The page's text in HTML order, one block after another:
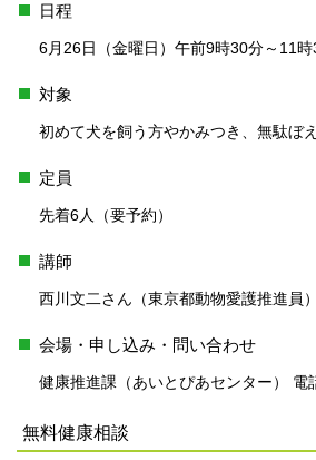
日程
6月26日（金曜日）午前9時30分～11
対象
初めて犬を飼う方やかみつき、無駄ぼ
定員
先着6人（要予約）
講師
西川文二さん（東京都動物愛護推進員）
会場・申し込み・問い合わせ
健康推進課（あいとぴあセンター） 電
無料健康相談